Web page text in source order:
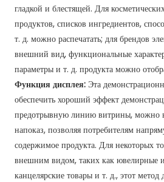
гладкой и блестящей. Для
продуктов, списков ингредиентов,
т. д. можно распечатать; для брендов
внешний вид, функциональные
параметры и т. д. продукта можно
Функция дисплея: Эта
обеспечить хороший эффект
предотрывную линию витрины, можно
напоказ, позволяя потребителям
содержимое продукта. Для некоторых
внешним видом, таких как ювелирные
канцелярские товары и т. д., этот